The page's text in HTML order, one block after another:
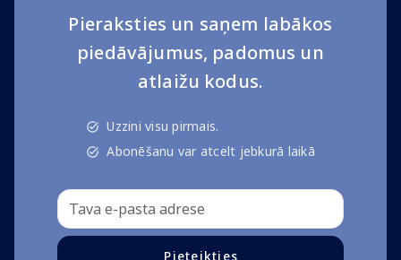
Pieraksties un saņem labākos
piedāvājumus, padomus un
atlaižu kodus.
Uzzini visu pirmais.
Abonēšanu var atcelt jebkurā laikā
Pieteikties